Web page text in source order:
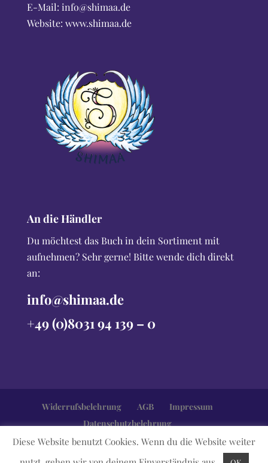
E-Mail: info@shimaa.de
Website: www.shimaa.de
An die Händler
Du möchtest das Buch in dein Sortiment mit
aufnehmen? Sehr gerne! Bitte wende dich direkt
an:
info@shimaa.de
+49 (0)8031 94 139 – 0
Widerrufsbelehrung AGB
Impressum
Datenschutzbelehrung
Diese Website benutzt Cookies. Wenn du die Website weiter